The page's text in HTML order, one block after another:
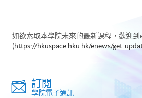
如欲索取本學院未來的最新課程，歡迎到
(https://hkuspace.hku.hk/enews/get-
訂閱
學院電子通訊